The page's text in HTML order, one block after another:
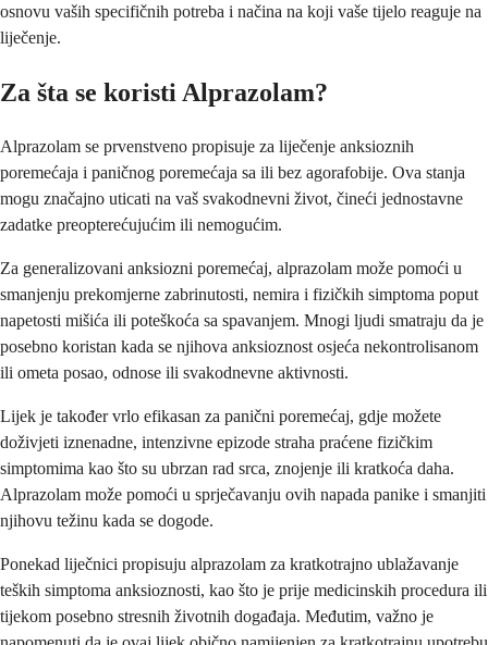
osnovu vaših specifičnih potreba i načina na koji vaše tijelo reaguje na
liječenje.
Za šta se koristi Alprazolam?
Alprazolam se prvenstveno propisuje za liječenje anksioznih
poremećaja i paničnog poremećaja sa ili bez agorafobije. Ova stanja
mogu značajno uticati na vaš svakodnevni život, čineći jednostavne
zadatke preopterećujućim ili nemogućim.
Za generalizovani anksiozni poremećaj, alprazolam može pomoći u
smanjenju prekomjerne zabrinutosti, nemira i fizičkih simptoma poput
napetosti mišića ili poteškoća sa spavanjem. Mnogi ljudi smatraju da je
posebno koristan kada se njihova anksioznost osjeća nekontrolisanom
ili ometa posao, odnose ili svakodnevne aktivnosti.
Lijek je također vrlo efikasan za panični poremećaj, gdje možete
doživjeti iznenadne, intenzivne epizode straha praćene fizičkim
simptomima kao što su ubrzan rad srca, znojenje ili kratkoća daha.
Alprazolam može pomoći u sprječavanju ovih napada panike i smanjiti
njihovu težinu kada se dogode.
Ponekad liječnici propisuju alprazolam za kratkotrajno ublažavanje
teških simptoma anksioznosti, kao što je prije medicinskih procedura ili
tijekom posebno stresnih životnih događaja. Međutim, važno je